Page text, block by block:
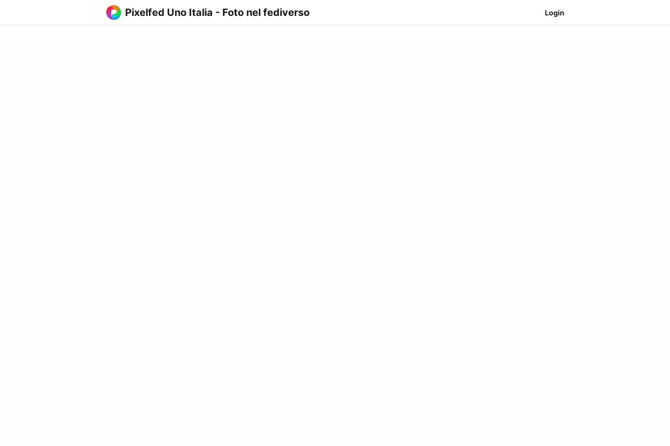
Pixelfed Uno Italia - Foto nel fediverso Login